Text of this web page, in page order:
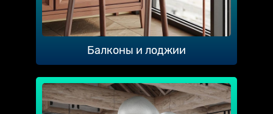
Балконы и лоджии